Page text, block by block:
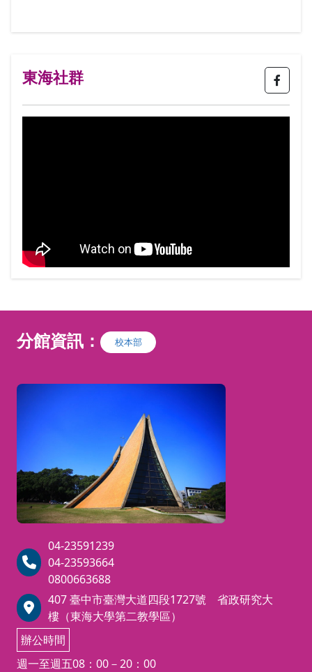
東海社群
分館資訊： 校本部
04-23591239
04-23593664
0800663688
407 臺中市臺灣大道四段1727號 省政研究大
樓（東海大學第二教學區）
辦公時間
週一至週五08：00－20：00